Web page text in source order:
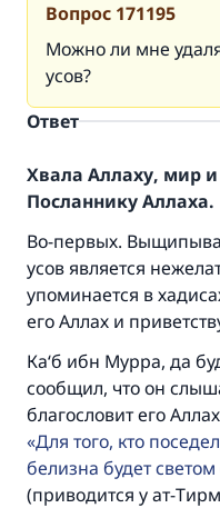
Вопрос 171195
Можно ли мне
усов?
Ответ
Хвала Аллаху, мир
Посланнику Аллаха.
Во-первых.
усов является
упоминается в
его Аллах и
Ка‘б ибн Мурра, да
сообщил, что он
благословит его
Для того, кто
белизна будет
(приводится у ат-